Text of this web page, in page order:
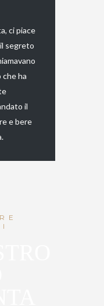
ci piace
segreto
che ha
il
e bere